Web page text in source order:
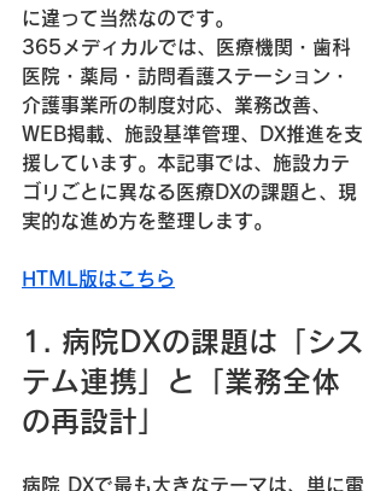
に違って当然なのです。
365メディカルでは、医療機関・歯科
医院・薬局・訪問看護ステーション・
介護事業所の制度対応、業務改善、
WEB掲載、施設基準管理、DX推進を支
援しています。本記事では、施設カテ
ゴリごとに異なる医療DXの課題と、現
実的な進め方を整理します。
HTML版はこちら
1. 病院DXの課題は「シス
テム連携」と「業務全体
の再設計」
病院 DXで最も大きなテーマは、単に電